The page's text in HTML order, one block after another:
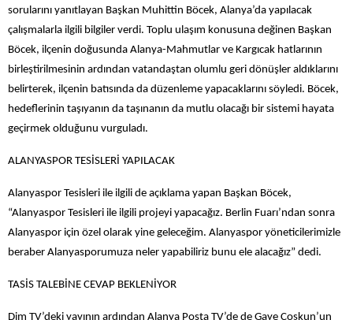
sorularını yanıtlayan Başkan Muhittin Böcek, Alanya’da yapılacak
çalışmalarla ilgili bilgiler verdi. Toplu ulaşım konusuna değinen Başkan
Böcek, ilçenin doğusunda Alanya-Mahmutlar ve Kargıcak hatlarının
birleştirilmesinin ardından vatandaştan olumlu geri dönüşler aldıklarını
belirterek, ilçenin batısında da düzenleme yapacaklarını söyledi. Böcek,
hedeflerinin taşıyanın da taşınanın da mutlu olacağı bir sistemi hayata
geçirmek olduğunu vurguladı.
ALANYASPOR TESİSLERİ YAPILACAK
Alanyaspor Tesisleri ile ilgili de açıklama yapan Başkan Böcek,
“Alanyaspor Tesisleri ile ilgili projeyi yapacağız. Berlin Fuarı’ndan sonra
Alanyaspor için özel olarak yine geleceğim. Alanyaspor yöneticilerimizle
beraber Alanyasporumuza neler yapabiliriz bunu ele alacağız” dedi.
TASİS TALEBİNE CEVAP BEKLENİYOR
Dim TV’deki yayının ardından Alanya Posta TV’de de Gaye Coşkun’un